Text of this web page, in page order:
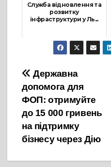
Служба відновлення та
розвитку
інфраструктури у Ль...
27 Липня, 2026
Навігація
записів
Державна
допомога для
ФОП: отримуйте
до 15 000 гривень
на підтримку
бізнесу через Дію